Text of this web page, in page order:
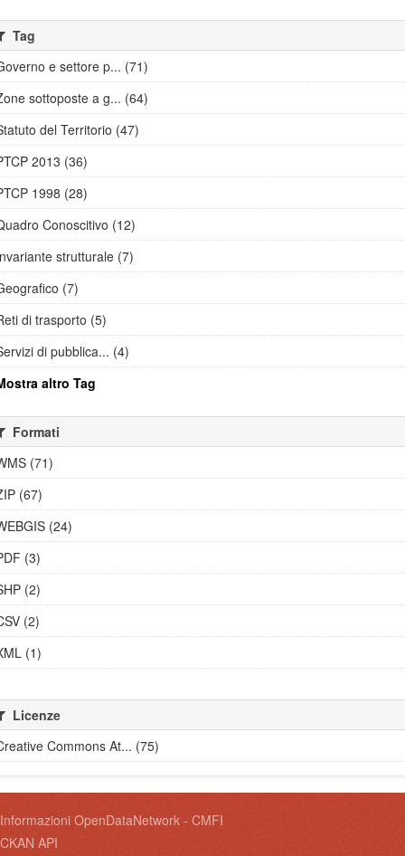
Tag
e settore p... (71)
sottoposte a g... (64)
del Territorio (47)
2013 (36)
1998 (28)
Conoscitivo (12)
strutturale (7)
(7)
di trasporto (5)
di pubblica... (4)
altro Tag
Formati
(71)
(67)
(24)
(3)
(2)
(2)
(1)
Licenze
Commons At... (75)
Informazioni OpenDataNetwork - CMFI
CKAN API